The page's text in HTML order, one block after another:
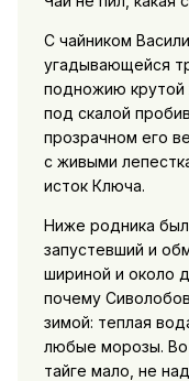
С чайником
угадывающейся
подножию крутой
под скалой
прозрачном его
с живыми
исток Ключа.
Ниже родника
запустевший и
шириной и около
почему
зимой: теплая
любые морозы.
тайге мало, не